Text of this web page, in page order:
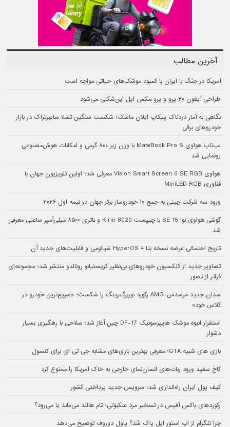
آخرین مطالب
آمریکا در جنگ با ایران با کمبود موشک‌های حیاتی مواجه است
طراحی آیفون ۲۰ پرو و پرو مکس اپل این‌شکلی می‌شود
نگاهی به آمار دردناک پیکاپ ایلان ماسک؛ شکست سنگین تسلا سایبرتراک در بازار
خودروهای برقی
لپ‌تاپ هواوی MateBook Pro S با وزن زیر ۸۰۰ گرمی و امکانات هوش‌مصنوعی
رونمایی شد
هواوی Vision Smart Screen 6 SE RGB معرفی شد؛ اولین تلویزیون جهان با
فناوری MiniLED RGB
ورود سه شرکت چینی به جمع ۱۰ خودروساز برتر جهان در نیمه اول ۲۰۲۶
گوشی هواوی نوا 16 SE با چیپست Kirin 8020 و باتری ۸۵۰۰ میلی‌آمپر ساعتی معرفی
شد
تاریخ احتمالی عرضه نسخه بتا HyperOS 4 شیائومی و قابلیت‌های جدید آن
تصاویر جدید از کلکسیون خودروهای بی‌نظیر کریستیانو رونالدو منتشر شد؛ مجموعه‌ای
فراتر از تصور
سدان جدید مرسدس-AMG رکورد نوربرگ‌رینگ را شکست؛ «سریع‌ترین خودرو در
کلاس خود»
استقرار انبوه موشک هایپرسونیک DF-17 چین آغاز شد؛ سلاحی با رهگیری بسیار
دشوار
بازی های شبیه GTA؛ معرفی بهترین بازی‌های مشابه جی تی ای برای کنسول
کاخ سفید ورود ربات‌های انسان‌نمای خارجی به خاک آمریکا را ممنوع کرد
کیف پول ایران راه‌اندازی شد؛ سرویس جدید پرداختی کشور
رکوردهای باکس آفیس در تسخیر مرد عنکبوتی؛ تام هالند می‌ماند یا می‌رود؟
چرا تلگرام از اپ استور اپل پاک شد؟ پاول دوروف توضیح می‌دهد